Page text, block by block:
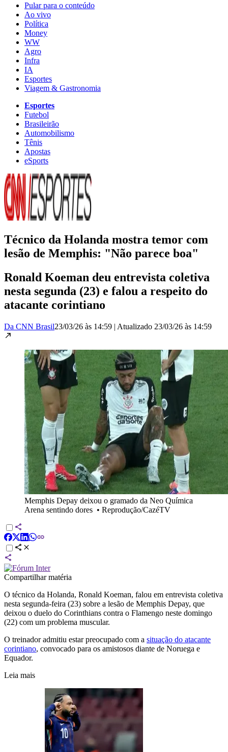
Pular para o conteúdo
Ao vivo
Política
Money
WW
Agro
Infra
IA
Esportes
Viagem & Gastronomia
Esportes
Futebol
Brasileirão
Automobilismo
Tênis
Apostas
eSports
Técnico da Holanda mostra temor com
lesão de Memphis: "Não parece boa"
Ronald Koeman deu entrevista coletiva
nesta segunda (23) e falou a respeito do
atacante corintiano
Da CNN Brasil23/03/26 às 14:59 | Atualizado 23/03/26 às 14:59
Memphis Depay deixou o gramado da Neo Química
Arena sentindo dores • Reprodução/CazéTV
Compartilhar matéria
O técnico da Holanda, Ronald Koeman, falou em entrevista coletiva
nesta segunda-feira (23) sobre a lesão de Memphis Depay, que
deixou o duelo do Corinthians contra o Flamengo neste domingo
(22) com um problema muscular.
O treinador admitiu estar preocupado com a situação do atacante
corintiano, convocado para os amistosos diante de Noruega e
Equador.
Leia mais